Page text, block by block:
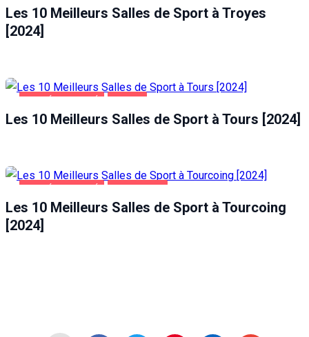
Les 10 Meilleurs Salles de Sport à Troyes
[2024]
Les 10 Meilleurs Salles de Sport à Tours [2024]
Les 10 Meilleurs Salles de Sport à Tourcoing
[2024]